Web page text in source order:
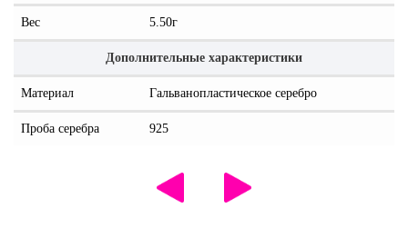
Вес 5.50г
Дополнительные характеристики
Материал Гальванопластическое серебро
Проба серебра 925